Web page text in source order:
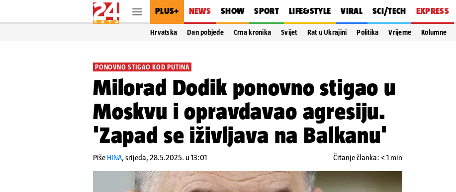
PLUS+ NEWS SHOW SPORT LIFE&STYLE VIRAL SCI/TECH EXPRESS
Hrvatska Dan pobjede Crna kronika Svijet Rat u Ukrajini Politika Vrijeme Kolumne
PONOVNO STIGAO KOD PUTINA
Milorad Dodik ponovno stigao u
Moskvu i opravdavao agresiju.
'Zapad se iživljava na Balkanu'
Piše HINA,srijeda, 28.5.2025. u 13:01 Čitanje članka: < 1 min